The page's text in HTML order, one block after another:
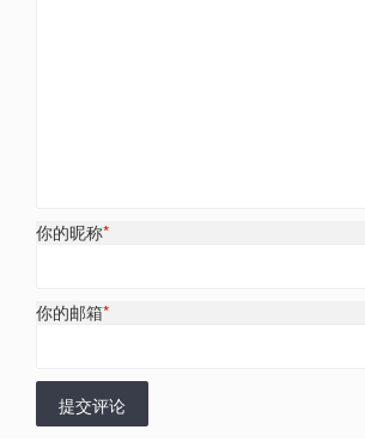
你的昵称*
你的邮箱*
提交评论